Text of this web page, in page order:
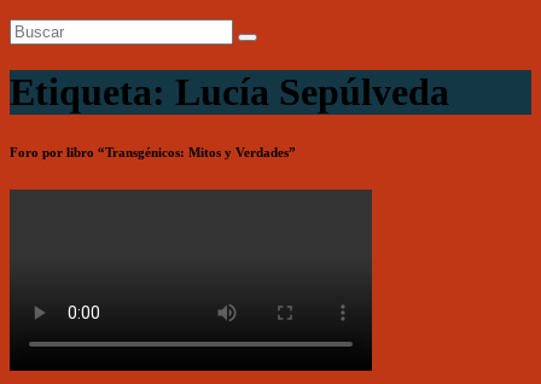
Etiqueta: Lucía Sepúlveda
Foro por libro “Transgénicos: Mitos y Verdades”